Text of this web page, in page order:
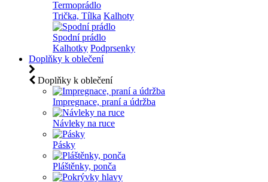
Termoprádlo
Trička, Tílka Kalhoty
Spodní prádlo
Kalhotky Podprsenky
Doplňky k oblečení
Doplňky k oblečení
Impregnace, praní a údržba
Návleky na ruce
Pásky
Pláštěnky, ponča